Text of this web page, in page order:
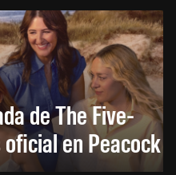
de The Five-
en Peacock